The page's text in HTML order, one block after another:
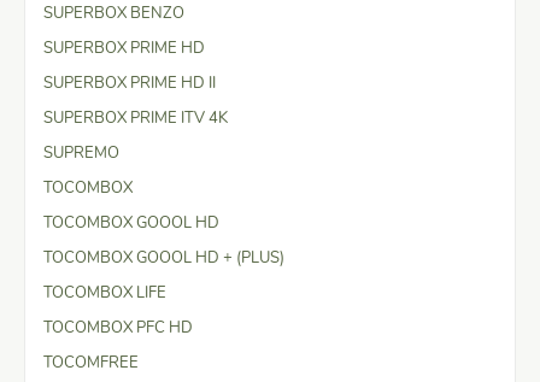
SUPERBOX BENZO
SUPERBOX PRIME HD
SUPERBOX PRIME HD II
SUPERBOX PRIME ITV 4K
SUPREMO
TOCOMBOX
TOCOMBOX GOOOL HD
TOCOMBOX GOOOL HD + (PLUS)
TOCOMBOX LIFE
TOCOMBOX PFC HD
TOCOMFREE